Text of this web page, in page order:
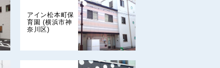
アイン松本町保
育園 (横浜市神
奈川区)